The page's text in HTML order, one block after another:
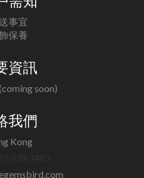
事宜
保養
資訊
soon)
我們
Kong